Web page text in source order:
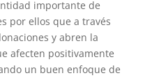
importante de
por ellos que a través
y abren la
afecten positivamente
un buen enfoque de